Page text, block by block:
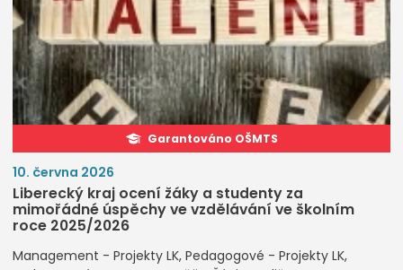
Garantováno OŠMTS
10. června 2026
Liberecký kraj ocení žáky a studenty za
mimořádné úspěchy ve vzdělávání ve školním
roce 2025/2026
Management - Projekty LK Pedagogové - Projekty LK